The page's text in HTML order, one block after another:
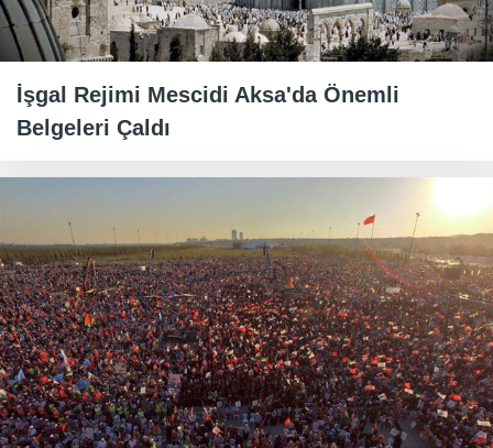
İşgal Rejimi Mescidi Aksa'da Önemli
Belgeleri Çaldı